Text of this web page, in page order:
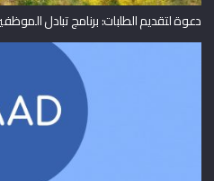
دعوة لتقديم الطلبات: برنامج تبادل